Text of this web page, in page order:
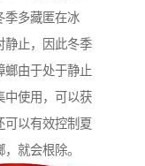
季多藏匿在冰
静止，因此冬季
螂由于处于静止
中使用，可以获
以有效控制夏
就会根除。